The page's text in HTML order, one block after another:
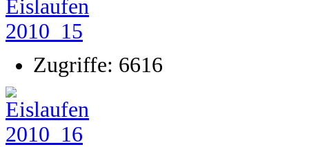
Zugriffe: 6616